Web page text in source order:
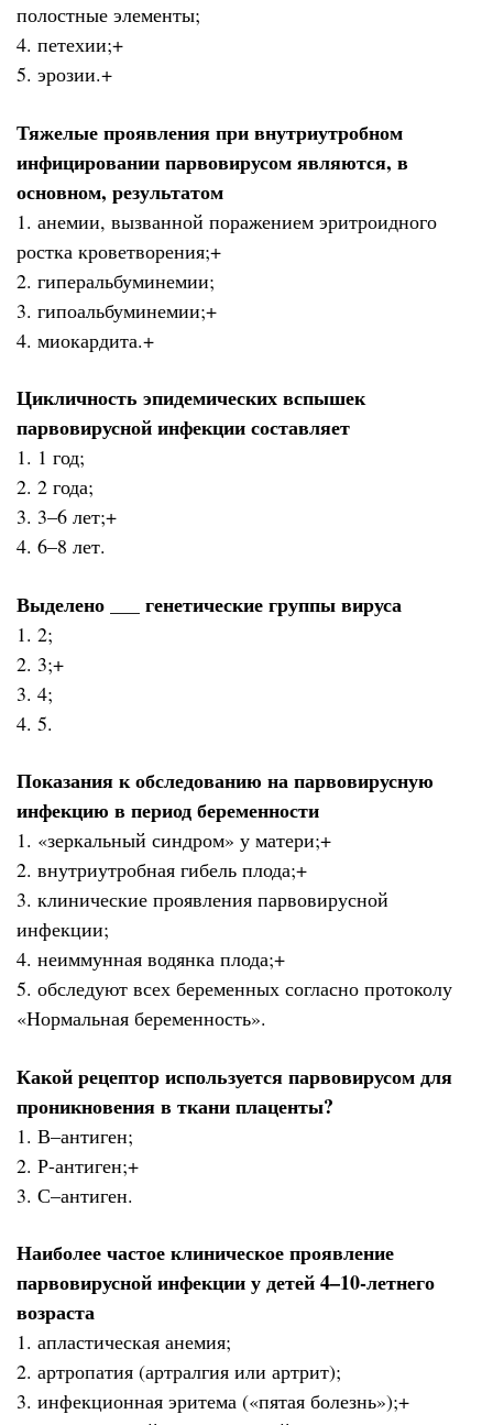
полостные элементы;
4. петехии;+
5. эрозии.+
Тяжелые проявления при внутриутробном
инфицировании парвовирусом являются, в
основном, результатом
1. анемии, вызванной поражением эритроидного
ростка кроветворения;+
2. гиперальбуминемии;
3. гипоальбуминемии;+
4. миокардита.+
Цикличность эпидемических вспышек
парвовирусной инфекции составляет
1. 1 год;
2. 2 года;
3. 3–6 лет;+
4. 6–8 лет.
Выделено ___ генетические группы вируса
1. 2;
2. 3;+
3. 4;
4. 5.
Показания к обследованию на парвовирусную
инфекцию в период беременности
1. «зеркальный синдром» у матери;+
2. внутриутробная гибель плода;+
3. клинические проявления парвовирусной
инфекции;
4. неиммунная водянка плода;+
5. обследуют всех беременных согласно протоколу
«Нормальная беременность».
Какой рецептор используется парвовирусом для
проникновения в ткани плаценты?
1. В–антиген;
2. Р-антиген;+
3. С–антиген.
Наиболее частое клиническое проявление
парвовирусной инфекции у детей 4–10-летнего
возраста
1. апластическая анемия;
2. артропатия (артралгия или артрит);
3. инфекционная эритема («пятая болезнь»);+